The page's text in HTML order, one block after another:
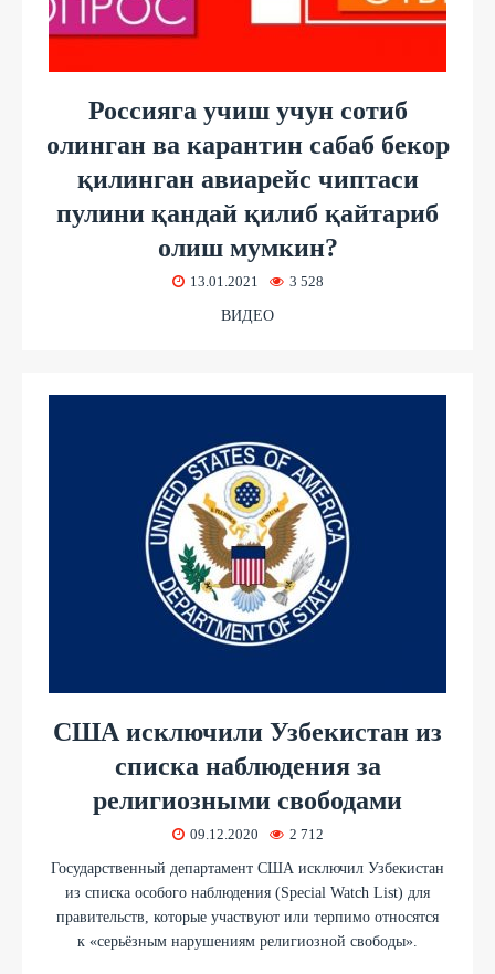
Россияга учиш учун сотиб
олинган ва карантин сабаб бекор
қилинган авиарейс чиптаси
пулини қандай қилиб қайтариб
олиш мумкин?
13.01.2021 3 528
ВИДЕО
США исключили Узбекистан из
списка наблюдения за
религиозными свободами
09.12.2020 2 712
Государственный департамент США исключил Узбекистан
из списка особого наблюдения (Special Watch List) для
правительств, которые участвуют или терпимо относятся
к «серьёзным нарушениям религиозной свободы».